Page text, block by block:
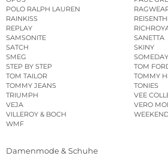
POLO RALPH LAUREN
RAINKISS
REPLAY
SAMSONITE
SANETTA
SATCH
SKINY
SMEG
SOMEDAY
STEP BY STEP
TOM
TOM TAILOR
TOMMY
TOMMY JEANS
TONIES
TRIUMPH
VEE
VEJA
VERO
VILLEROY & BOCH
WMF
Damenmode & Schuhe